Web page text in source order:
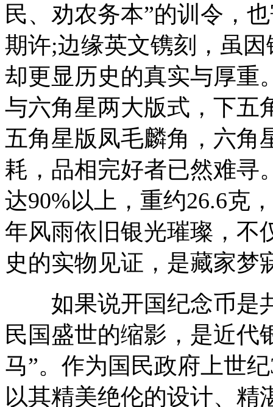
民、劝农务本”的训令，
期许;边缘英文镌刻，虽
却更显历史的真实与厚重
与六角星两大版式，下五
五角星版凤毛麟角，六角
耗，品相完好者已然难寻
达90%以上，重约26.6克
年风雨依旧银光璀璨，不
史的实物见证，是藏家梦
如果说开国纪念币是
民国盛世的缩影，是近代
马”。作为国民政府上世
以其精美绝伦的设计、精